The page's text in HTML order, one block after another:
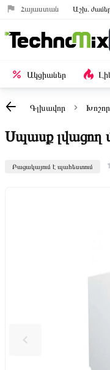
Հայաստան Աշխ․
Ակցիաներ
Գլխավոր
Սպասք լվացող
Բացակայում է պահեստում